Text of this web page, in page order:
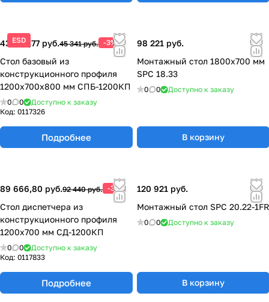
ESD
43 980,77 руб.45 341 руб. -3%
Стол базовый из
конструкционного профиля
1200х700х800 мм СПБ-1200КП
0 0
Доступно к заказу
Код: 0117326
Подробнее
98 221 руб.
Монтажный стол 1800х700 мм
SPC 18.33
0 0 Доступно к заказу
В корзину
89 666,80 руб.92 440 руб. -3%
Стол диспетчера из
конструкционного профиля
1200х700 мм СД-1200КП
0 0
Доступно к заказу
Код: 0117833
Подробнее
120 921 руб.
Монтажный стол SPC 20.22-1FR
0 0 Доступно к заказу
В корзину